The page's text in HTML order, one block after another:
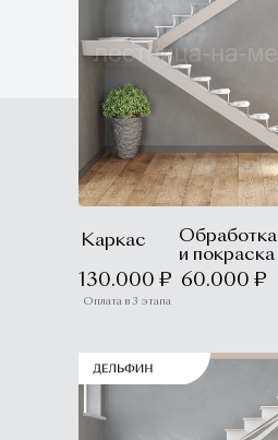
Каркас
130.000 ₽
Обработка
и покраска
60.000 ₽
Оплата в 3 этапа